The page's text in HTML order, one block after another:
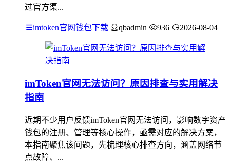
过官方渠...
imtoken官网钱包下载 qbadmin 936 2026-08-04
imToken官网无法访问？原因排查与实用解决
指南
近期不少用户反馈imToken官网无法访问，影响数字资产
钱包的注册、管理等核心操作，亟需对应的解决方案，
本指南聚焦该问题，先梳理核心排查方向，涵盖网络节
点故障、...